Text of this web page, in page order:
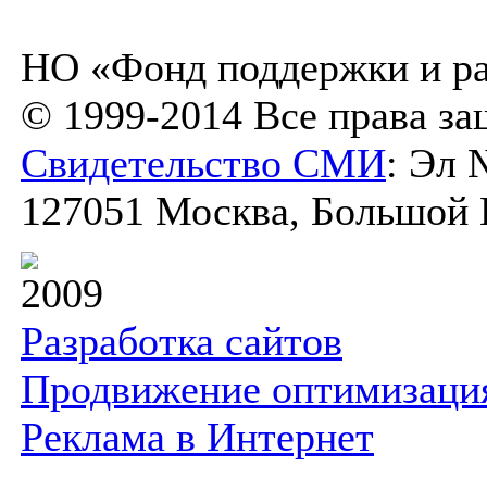
НО «Фонд поддержки и
© 1999-2014 Все права
Свидетельство СМИ: Эл
127051 Москва, Большой
2009
Разработка сайтов
Продвижение
Реклама в Интернет